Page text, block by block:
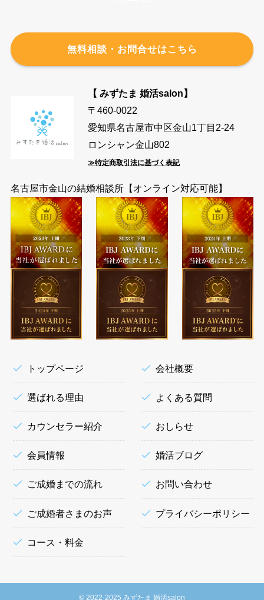
無料相談・お問合せはこちら
【 みずたま 婚活salon】
〒460-0022
愛知県名古屋市中区金山1丁目2-24
ロンシャン金山802
≫特定商取引法に基づく表記
名古屋市金山の結婚相談所【オンライン対応可能】
トップページ
選ばれる理由
カウンセラー紹介
会員情報
ご成婚までの流れ
ご成婚者さまのお声
コース・料金
会社概要
よくある質問
おしらせ
婚活ブログ
お問い合わせ
プライバシーポリシー
© 2022-2025 みずたま 婚活salon